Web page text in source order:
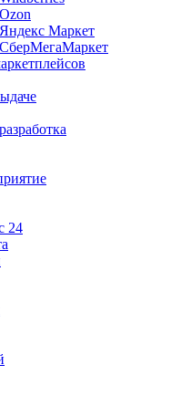
Маркет
24